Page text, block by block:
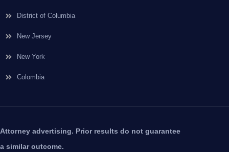
District of Columbia
New Jersey
New York
Colombia
Attorney advertising. Prior results do not guarantee
a similar outcome.